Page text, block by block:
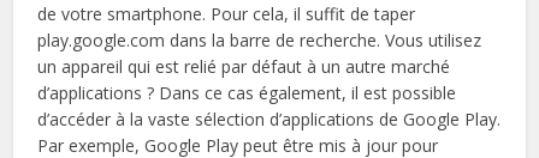
de votre smartphone. Pour cela, il suffit de taper
play.google.com dans la barre de recherche. Vous utilisez
un appareil qui est relié par défaut à un autre marché
d’applications ? Dans ce cas également, il est possible
d’accéder à la vaste sélection d’applications de Google Play.
Par exemple, Google Play peut être mis à jour pour